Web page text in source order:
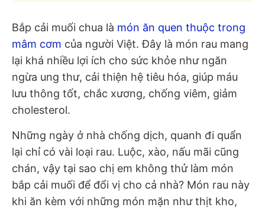
Bắp cải muối chua là món ăn quen thuộc trong
mâm cơm của người Việt. Đây là món rau mang
lại khá nhiều lợi ích cho sức khỏe như ngăn
ngừa ung thư, cải thiện hệ tiêu hóa, giúp máu
lưu thông tốt, chắc xương, chống viêm, giảm
cholesterol.
Những ngày ở nhà chống dịch, quanh đi quẩn
lại chỉ có vài loại rau. Luộc, xào, nấu mãi cũng
chán, vậy tại sao chị em không thử làm món
bắp cải muối để đổi vị cho cả nhà? Món rau này
khi ăn kèm với những món mặn như thịt kho,